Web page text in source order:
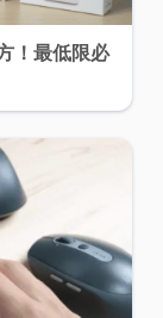
！最低限必